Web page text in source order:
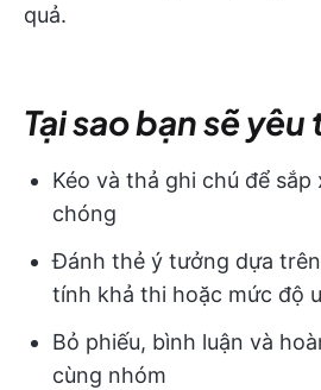
quả.
Tại sao bạn sẽ
Kéo và thả ghi chú để
chóng
Đánh thẻ ý tưởng dựa
tính khả thi hoặc mức độ
Bỏ phiếu, bình luận và
cùng nhóm